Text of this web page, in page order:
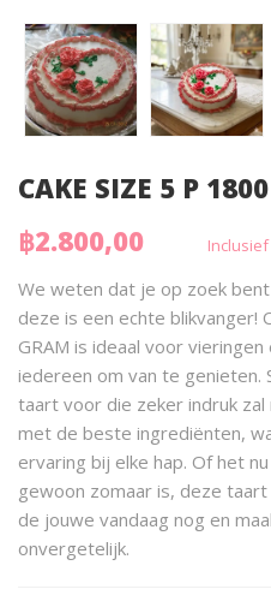
CAKE SIZE 5 P
฿2.800,00
We weten dat je op zoek
deze is een echte blikvanger!
GRAM is ideaal voor
iedereen om van te genieten.
taart voor die zeker indruk
met de beste ingrediënten,
ervaring bij elke hap. Of het
gewoon zomaar is, deze
de jouwe vandaag nog en
onvergetelijk.